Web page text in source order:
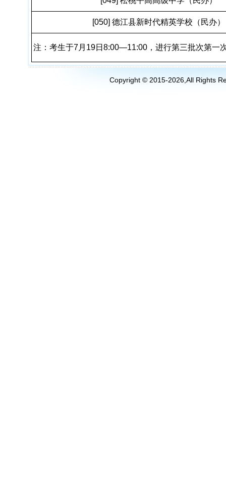
[050] 德江县新时代精英学校（民办）
注：考生于7月19日8:00—11:00，进行第三批次第一
Copyright ©2015-2026,All Rights